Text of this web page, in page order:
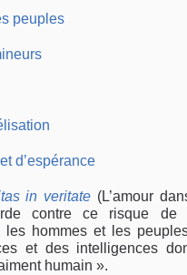
peuples
d’espérance
in veritate (L’amour
contre ce risque de
les hommes et les
et des intelligences
humain ».